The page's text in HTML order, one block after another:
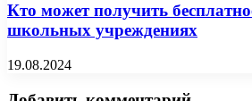
Кто может получить
школьных учреждениях
19.08.2024